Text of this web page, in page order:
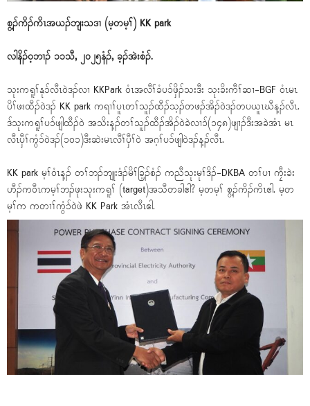
စွ့ၣ်ကိၣ်ကိၤအယၣ်ဘျးသဒၢ (မ့တမ့ၢ်) KK park
လါနိၣ်ဝ့ဘၢၣ် ၁၁သီ, ၂၀၂၅နံၣ်, ခ့ၣ်အဲးစံၣ်.
သုးကရူၢ်နုၥ်လီၤဝဲဒၣ်လၢ KKPark ဝံၤအလီၢ်ခံပၥ်ဖှိၣ်သးဒီး သုးခိးကီၢ်ဆၢ-BGF ဝံၤမၤ
ပိၢ်ဖးထီၣ်ဝဲဒၣ် KK park ကရၢၢ်ပူၤတၢ်သူၣ်ထီၣ်သ့ၣ်တဖၣ်အိၣ်ဝဲဒၣ်တပယူၤဃီန့ၣ်လီၤ.
ဒ်သုးကရူၢ်ပၥ်ဖျါထီၣ်ဝဲ အသိးန့ၣ်တၢ်သူၣ်ထီၣ်အိၣ်ဝဲခဲလၢၥ်(၁၄၈)ဖျၢၣ်ဒီးအခဲအံၤ မၤ
လီၤပှီၢ်ကွံၥ်၀ဲဒၣ်(၁၀၁)ဒီးဆဲးမၤလီၢ်ပှီၢ်ဝဲ အဂ့ၢ်ပၥ်ဖျါဝဲဒၣ်န့ၣ်လီၤ.
KK park မ့ၢ်ဝံၤန့ၣ် တၢ်ဘၣ်ဘျုးဒံၣ်မိၢ်ခြ့ၣ်စံၣ် ကညီသုးမုၢ်ဒိၣ်-DKBA တၢ်ပၢ ကၠီးခဲး
ဟီၣ်ကဝီၤကမ့ၢ်ဘၣ်ဖုးသုးကရူၢ် (target)အသီတခါဧါ? မ့တမ့ၢ် စွ့ၣ်ကိၣ်ကိၤဧါ. မ့တ
မ့ၢ်က ကတၢၢ်ကွံၥ်ဝဲဖဲ KK Park အံၤလီၤဧါ.